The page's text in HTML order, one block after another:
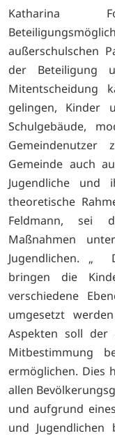
Katharina
außerschulschen
der Beteiligung
Mitentscheidung
gelingen, Kinder
Schulgebäude,
Gemeinde auch
Jugendliche und
theoretische
Feldmann, sei
Maßnahmen
Jugendlichen. „
bringen die
verschiedene
umgesetzt
Aspekten soll der
Mitbestimmung
ermöglichen. Dies
allen
und aufgrund
und